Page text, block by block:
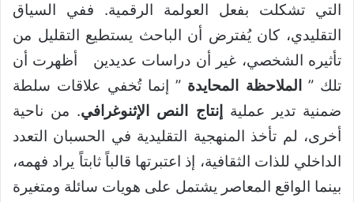
التي تشكلت بفعل العولمة الرقمية. ففي السياق
التقليدي، كان يُفترض أن الباحث يستطيع التقليل من
تأثيره الشخصي، غير أن دراسات عديدين
أظهرت أن
تلك ”
الملاحظة المحايدة ” إنما تُخفي علاقات سلطة
ضمنية تدير عملية
إنتاج النص الإثنوغرافي. من ناحية
أخرى، لم تأخذ المنهجية التقليدية في الحسبان التعدد
الداخلي للذات الثقافية، إذ اعتبرتها قالباً ثابتاً يراد فهمه،
بينما الواقع المعاصر يشتمل على هويات سائلة ومتغيرة